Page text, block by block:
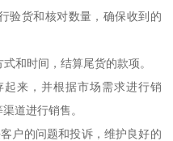
验货和核对数量，确保收到的
和时间，结算尾货的款项。
来，并根据市场需求进行销
道进行销售。
户的问题和投诉，维护良好的